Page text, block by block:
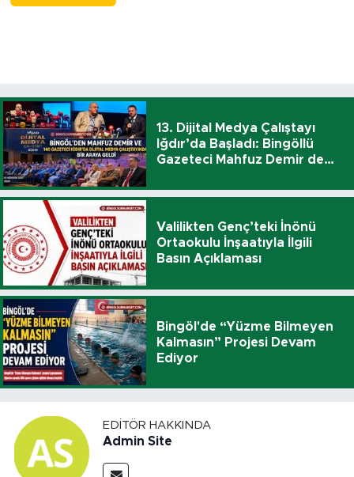
13. Dijital Medya Çalıştayı
Iğdır’da Başladı: Bingöllü
Gazeteci Mahfuz Demir de
Valilikten Genç’teki İnönü
Ortaokulu İnşaatıyla İlgili
Basın Açıklaması
Bingöl'de “Yüzme Bilmeyen
Kalmasın” Projesi Devam
Ediyor
EDITÖR HAKKINDA
Admin Site